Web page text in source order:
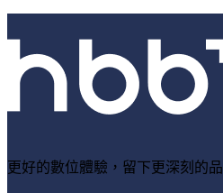
更好的數位體驗，留下更深刻的